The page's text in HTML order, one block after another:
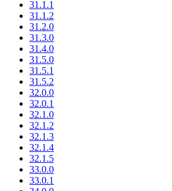
31.1.1
31.1.2
31.2.0
31.3.0
31.4.0
31.5.0
31.5.1
31.5.2
32.0.0
32.0.1
32.1.0
32.1.2
32.1.3
32.1.4
32.1.5
33.0.0
33.0.1